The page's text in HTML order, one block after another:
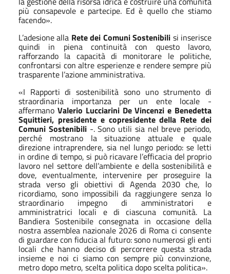
più consapevole e partecipe. Ed è quello che stiamo
facendo».
L’adesione alla Rete dei Comuni Sostenibili si inserisce
quindi in piena continuità con questo lavoro,
rafforzando la capacità di monitorare le politiche,
confrontarsi con altre esperienze e rendere sempre più
trasparente l’azione amministrativa.
«I Rapporti di sostenibilità sono uno strumento di
straordinaria importanza per un ente locale -
affermano Valerio Lucciarini De Vincenzi e Benedetta
Squittieri, presidente e copresidente della Rete dei
Comuni Sostenibili-. Sono utili sia nel breve periodo,
perché mostrano la situazione attuale e quale
direzione intraprendere, sia nel lungo periodo: se letti
in ordine di tempo, si può ricavare l’efficacia del proprio
lavoro nel settore dell’ambiente e della sostenibilità e
dove, eventualmente, intervenire per proseguire la
strada verso gli obiettivi di Agenda 2030 che, lo
ricordiamo, sono impossibili da raggiungere senza lo
straordinario impegno di amministratori e
amministratrici locali e di ciascuna comunità. La
Bandiera Sostenibile consegnata in occasione della
nostra assemblea nazionale 2026 di Roma ci consente
di guardare con fiducia al futuro: sono numerosi gli enti
locali che hanno deciso di percorrere questa strada
insieme e noi ci siamo con sempre più convinzione,
metro dopo metro, scelta politica dopo scelta politica».